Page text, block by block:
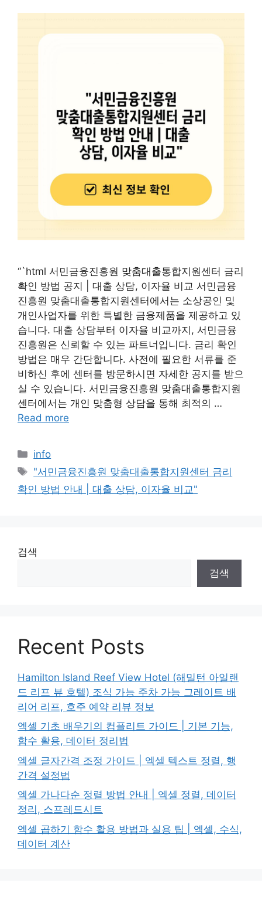
“`html 서민금융진흥원 맞춤대출통합지원센터 금리
확인 방법 공지 | 대출 상담, 이자율 비교 서민금융
진흥원 맞춤대출통합지원센터에서는 소상공인 및
개인사업자를 위한 특별한 금융제품을 제공하고 있
습니다. 대출 상담부터 이자율 비교까지, 서민금융
진흥원은 신뢰할 수 있는 파트너입니다. 금리 확인
방법은 매우 간단합니다. 사전에 필요한 서류를 준
비하신 후에 센터를 방문하시면 자세한 공지를 받으
실 수 있습니다. 서민금융진흥원 맞춤대출통합지원
센터에서는 개인 맞춤형 상담을 통해 최적의 …
Read more
Categories
info
Tags
"서민금융진흥원 맞춤대출통합지원센터 금리
확인 방법 안내 | 대출 상담, 이자율 비교"
검색
검색
Recent Posts
Hamilton Island Reef View Hotel (해밀턴 아일랜
드 리프 뷰 호텔) 조식 가능 주차 가능 그레이트 배
리어 리프, 호주 예약 리뷰 정보
엑셀 기초 배우기의 컴플리트 가이드 | 기본 기능,
함수 활용, 데이터 정리법
엑셀 글자간격 조정 가이드 | 엑셀 텍스트 정렬, 행
간격 설정법
엑셀 가나다순 정렬 방법 안내 | 엑셀 정렬, 데이터
정리, 스프레드시트
엑셀 곱하기 함수 활용 방법과 실용 팁 | 엑셀, 수식,
데이터 계산